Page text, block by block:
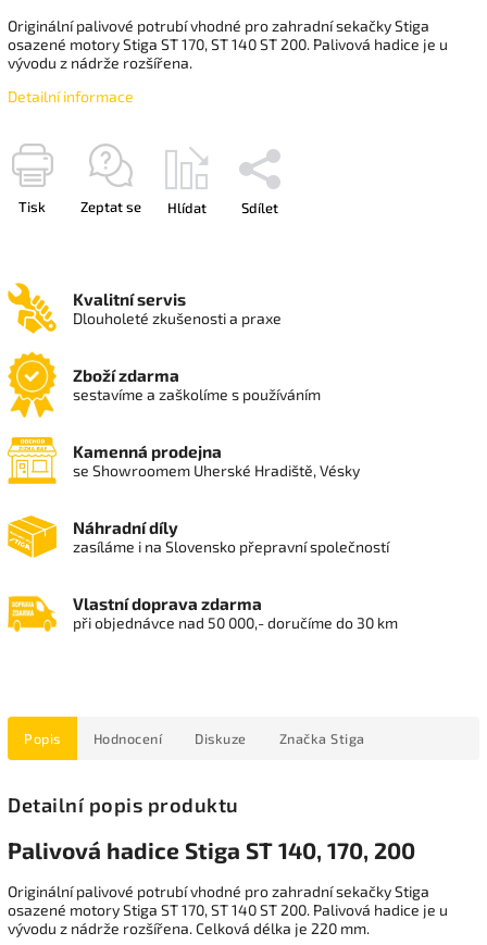
Originální palivové potrubí vhodné pro zahradní sekačky Stiga
osazené motory Stiga ST 170, ST 140 ST 200. Palivová hadice je u
vývodu z nádrže rozšířena.
Detailní informace
Tisk Zeptat se Hlídat Sdílet
Kvalitní servis
Dlouholeté zkušenosti a praxe
Zboží zdarma
sestavíme a zaškolíme s používáním
Kamenná prodejna
se Showroomem Uherské Hradiště, Vésky
Náhradní díly
zasíláme i na Slovensko přepravní společností
Vlastní doprava zdarma
při objednávce nad 50 000,- doručíme do 30 km
Popis Hodnocení Diskuze Značka Stiga
Detailní popis produktu
Palivová hadice Stiga ST 140, 170, 200
Originální palivové potrubí vhodné pro zahradní sekačky Stiga
osazené motory Stiga ST 170, ST 140 ST 200. Palivová hadice je u
vývodu z nádrže rozšířena. Celková délka je 220 mm.